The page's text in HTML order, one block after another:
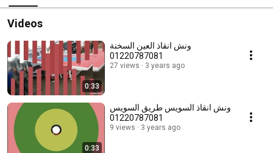
Videos
0:33
ونش انقاذ العين السخنة
01220787081
27 views 3 years ago
0:33
ونش انقاذ السويس طريق السويس
01220787081
9 views 3 years ago